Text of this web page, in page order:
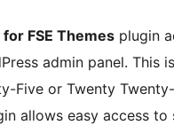
FSE Themes plugin
admin panel. This
Five or Twenty
allows easy access